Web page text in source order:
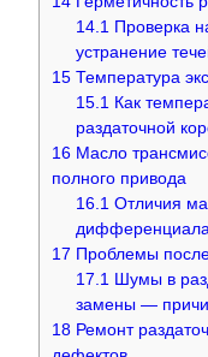
14.1 Проверка
устранение
15 Температура
15.1 Как
раздаточной
16 Масло
полного привода
16.1 Отличия
дифференциала
17 Проблемы
17.1 Шумы в
замены —
18 Ремонт